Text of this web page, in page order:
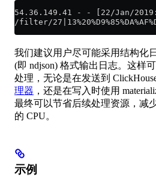
54.36.149.41 - - [22/Jan/
/filter/
我们建议用户尽可能采用结构化
(即 ndjson) 格式输出日志。这样
处理，无论是在发送到
理器 ，还是在写入时使用
最终可以节省后续处理资源，减
的 CPU。
示例